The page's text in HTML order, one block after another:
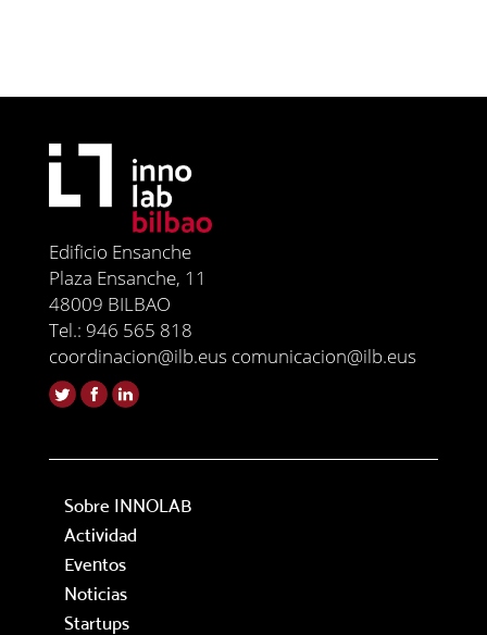
Edificio Ensanche
Plaza Ensanche, 11
48009 BILBAO
Tel.: 946 565 818
coordinacion@ilb.eus comunicacion@ilb.eus
Sobre INNOLAB
Actividad
Eventos
Noticias
Startups